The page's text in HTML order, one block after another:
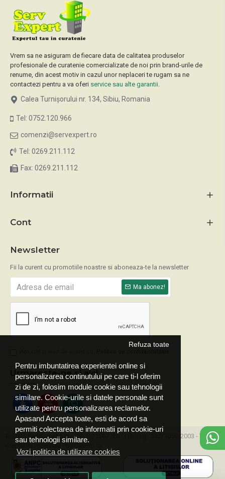
Pentru imbuntatirea experientei online si
personalizarea continutului pe care ti-l oferim
zi de zi, folosim module cookie sau tehnologii
similare. Cookie-urile si datele personale sunt
utilizate pentru personalizarea reclamelor.
Apasand Accepta toate, esti de acord sa
permiti colectarea de informatii prin cookie-uri
sau tehnologii similare.
Vezi politica de utilizare cookies
Refuza toate
Vrem sa ne asiguram de fiecare data de calitatea produselor
profesionale de curatenie comercializate de noi prin brand-urile de
renume, din acest motiv in cazul unor neplaceri te rugam sa ne
contactezi pentru a va oferi service sau alte garantii.
Calea Turnișorului nr. 134, Sibiu, Romania
Tel: 0752.120.966
comenzi@servexpert.ro
Tel: 0269.211.112
Fax: 0269.211.112
Informatii
Cont
Newsletter
Fii la curent cu promotiile noastre si aboneaza-te la newsletter
Ma abonez!
Urmareste-ne si aici
© 2025 ServExpert SRL, CIF: RO15677287 | Nr. reg.: J32/1059/2003 - Toate
drepturile rezervate - by DevPro.ro